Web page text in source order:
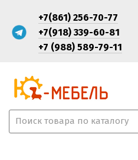
+7(861) 256-70-77
+7(918) 339-60-81
+7 (988) 589-79-11